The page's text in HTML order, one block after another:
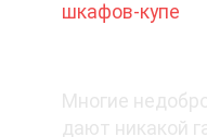
шкафов-купе
Многие
дают никакой